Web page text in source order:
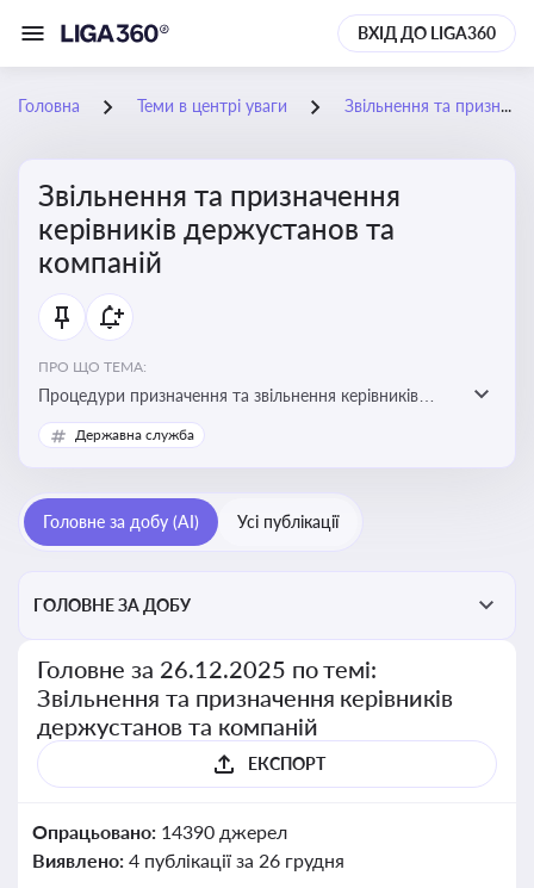
ВХІД ДО LIGA360
Головна Теми в центрі уваги Звільнення та призначення керівників держустанов та компаній
Звільнення та призначення
керівників держустанов та
компаній
ПРО ЩО ТЕМА:
Процедури призначення та звільнення керівників
установ та підприємств
Державна служба
Головне за добу (AI) Усі публікації
ГОЛОВНЕ ЗА ДОБУ
Головне за 26.12.2025 по темі:
Звільнення та призначення керівників
держустанов та компаній
ЕКСПОРТ
Опрацьовано: 14390 джерел
Виявлено: 4 публікації за 26 грудня